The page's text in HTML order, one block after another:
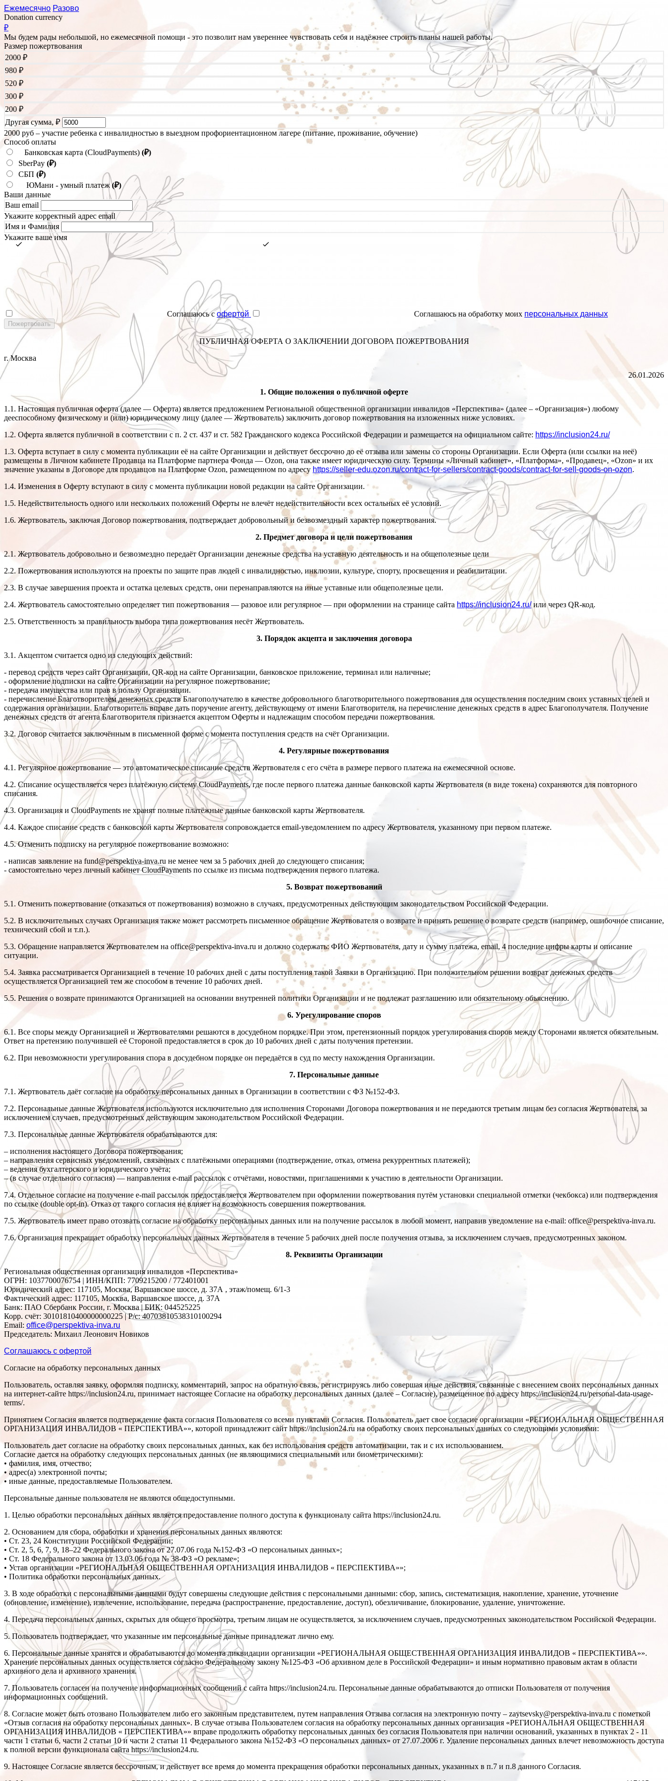
Ежемесячно Разово
Donation currency
₽
Мы будем рады небольшой, но ежемесячной помощи - это позволит нам увереннее чувствовать себя и надёжнее строить планы нашей работы.
Размер пожертвования
2000 ₽
980 ₽
520 ₽
300 ₽
200 ₽
Другая сумма, ₽
2000 руб – участие ребенка с инвалидностью в выездном профориентационном лагере (питание, проживание, обучение)
Способ оплаты
Банковская карта (CloudPayments) (₽)
SberPay (₽)
СБП (₽)
ЮМани - умный платеж(₽)
Ваши данные
Ваш email
Укажите корректный адрес email
Имя и Фамилия
Укажите ваше имя
Соглашаюсь софертой Соглашаюсь на обработку моих персональных данных
ПУБЛИЧНАЯ ОФЕРТА О ЗАКЛЮЧЕНИИ ДОГОВОРА ПОЖЕРТВОВАНИЯ
г. Москва
26.01.2026
1. Общие положения о публичной оферте
1.1. Настоящая публичная оферта (далее — Оферта) является предложением Региональной общественной организации инвалидов «Перспектива» (далее – «Организация») любому
дееспособному физическому и (или) юридическому лицу (далее — Жертвователь) заключить договор пожертвования на изложенных ниже условиях.
1.2. Оферта является публичной в соответствии с п. 2 ст. 437 и ст. 582 Гражданского кодекса Российской Федерации и размещается на официальном сайте: https://inclusion24.ru/
1.3. Оферта вступает в силу с момента публикации её на сайте Организации и действует бессрочно до её отзыва или замены со стороны Организации. Если Оферта (или ссылки на неё)
размещены в Личном кабинете Продавца на Платформе партнера Фонда — Ozon, она также имеет юридическую силу. Термины «Личный кабинет», «Платформа», «Продавец», «Ozon» и их
значение указаны в Договоре для продавцов на Платформе Ozon, размещенном по адресу https://seller-edu.ozon.ru/contract-for-sellers/contract-goods/contract-for-sell-goods-on-ozon.
1.4. Изменения в Оферту вступают в силу с момента публикации новой редакции на сайте Организации.
1.5. Недействительность одного или нескольких положений Оферты не влечёт недействительности всех остальных её условий.
1.6. Жертвователь, заключая Договор пожертвования, подтверждает добровольный и безвозмездный характер пожертвования.
2. Предмет договора и цели пожертвования
2.1. Жертвователь добровольно и безвозмездно передаёт Организации денежные средства на уставную деятельность и на общеполезные цели
2.2. Пожертвования используются на проекты по защите прав людей с инвалидностью, инклюзии, культуре, спорту, просвещения и реабилитации.
2.3. В случае завершения проекта и остатка целевых средств, они перенаправляются на иные уставные или общеполезные цели.
2.4. Жертвователь самостоятельно определяет тип пожертвования — разовое или регулярное — при оформлении на странице сайта https://inclusion24.ru/или через QR-код.
2.5. Ответственность за правильность выбора типа пожертвования несёт Жертвователь.
3. Порядок акцепта и заключения договора
3.1. Акцептом считается одно из следующих действий:
- перевод средств через сайт Организации, QR-код на сайте Организации, банковское приложение, терминал или наличные;
- оформление подписки на сайте Организации на регулярное пожертвование;
- передача имущества или прав в пользу Организации.
- перечисление Благотворителем денежных средств Благополучателю в качестве добровольного благотворительного пожертвования для осуществления последним своих уставных целей и
содержания организации. Благотворитель вправе дать поручение агенту, действующему от имени Благотворителя, на перечисление денежных средств в адрес Благополучателя. Получение
денежных средств от агента Благотворителя признается акцептом Оферты и надлежащим способом передачи пожертвования.
3.2. Договор считается заключённым в письменной форме с момента поступления средств на счёт Организации.
4. Регулярные пожертвования
4.1. Регулярное пожертвование — это автоматическое списание средств Жертвователя с его счёта в размере первого платежа на ежемесячной основе.
4.2. Списание осуществляется через платёжную систему CloudPayments, где после первого платежа данные банковской карты Жертвователя (в виде токена) сохраняются для повторного
списания.
4.3. Организация и CloudPayments не хранят полные платёжные данные банковской карты Жертвователя.
4.4. Каждое списание средств с банковской карты Жертвователя сопровождается email-уведомлением по адресу Жертвователя, указанному при первом платеже.
4.5. Отменить подписку на регулярное пожертвование возможно:
- написав заявление на fund@perspektiva-inva.ru не менее чем за 5 рабочих дней до следующего списания;
- самостоятельно через личный кабинет CloudPayments по ссылке из письма подтверждения первого платежа.
5. Возврат пожертвований
5.1. Отменить пожертвование (отказаться от пожертвования) возможно в случаях, предусмотренных действующим законодательством Российской Федерации.
5.2. В исключительных случаях Организация также может рассмотреть письменное обращение Жертвователя о возврате и принять решение о возврате средств (например, ошибочное списание,
технический сбой и т.п.).
5.3. Обращение направляется Жертвователем на office@perspektiva-inva.ru и должно содержать: ФИО Жертвователя, дату и сумму платежа, email, 4 последние цифры карты и описание
ситуации.
5.4. Заявка рассматривается Организацией в течение 10 рабочих дней с даты поступления такой Заявки в Организацию. При положительном решении возврат денежных средств
осуществляется Организацией тем же способом в течение 10 рабочих дней.
5.5. Решения о возврате принимаются Организацией на основании внутренней политики Организации и не подлежат разглашению или обязательному объяснению.
6. Урегулирование споров
6.1. Все споры между Организацией и Жертвователями решаются в досудебном порядке. При этом, претензионный порядок урегулирования споров между Сторонами является обязательным.
Ответ на претензию получившей её Стороной предоставляется в срок до 10 рабочих дней с даты получения претензии.
6.2. При невозможности урегулирования спора в досудебном порядке он передаётся в суд по месту нахождения Организации.
7. Персональные данные
7.1. Жертвователь даёт согласие на обработку персональных данных в Организации в соответствии с ФЗ №152-ФЗ.
7.2. Персональные данные Жертвователя используются исключительно для исполнения Сторонами Договора пожертвования и не передаются третьим лицам без согласия Жертвователя, за
исключением случаев, предусмотренных действующим законодательством Российской Федерации.
7.3. Персональные данные Жертвователя обрабатываются для:
– исполнения настоящего Договора пожертвования;
– направления сервисных уведомлений, связанных с платёжными операциями (подтверждение, отказ, отмена рекуррентных платежей);
– ведения бухгалтерского и юридического учёта;
– (в случае отдельного согласия) — направления e-mail рассылок с отчётами, новостями, приглашениями к участию в деятельности Организации.
7.4. Отдельное согласие на получение e-mail рассылок предоставляется Жертвователем при оформлении пожертвования путём установки специальной отметки (чекбокса) или подтверждения
по ссылке (double opt-in). Отказ от такого согласия не влияет на возможность совершения пожертвования.
7.5. Жертвователь имеет право отозвать согласие на обработку персональных данных или на получение рассылок в любой момент, направив уведомление на e-mail: office@perspektiva-inva.ru.
7.6. Организация прекращает обработку персональных данных Жертвователя в течение 5 рабочих дней после получения отзыва, за исключением случаев, предусмотренных законом.
8. Реквизиты Организации
Региональная общественная организация инвалидов «Перспектива»
ОГРН: 1037700076754 | ИНН/КПП: 7709215200 / 772401001
Юридический адрес: 117105, Москва, Варшавское шоссе, д. 37А , этаж/помещ. 6/1-3
Фактический адрес: 117105, Москва, Варшавское шоссе, д. 37А
Банк: ПАО Сбербанк России, г. Москва | БИК: 044525225
Корр. счёт: 30101810400000000225 | Р/с: 40703810538310100294
Email: office@perspektiva-inva.ru
Председатель: Михаил Леонович Новиков
Соглашаюсь с офертой
Согласие на обработку персональных данных
Пользователь, оставляя заявку, оформляя подписку, комментарий, запрос на обратную связь, регистрируясь либо совершая иные действия, связанные с внесением своих персональных данных
на интернет-сайте https://inclusion24.ru, принимает настоящее Согласие на обработку персональных данных (далее – Согласие), размещенное по адресу https://inclusion24.ru/personal-data-usage-
terms/.
Принятием Согласия является подтверждение факта согласия Пользователя со всеми пунктами Согласия. Пользователь дает свое согласие организации «РЕГИОНАЛЬНАЯ ОБЩЕСТВЕННАЯ
ОРГАНИЗАЦИЯ ИНВАЛИДОВ « ПЕРСПЕКТИВА»», которой принадлежит сайт https://inclusion24.ru на обработку своих персональных данных со следующими условиями:
Пользователь дает согласие на обработку своих персональных данных, как без использования средств автоматизации, так и с их использованием.
Согласие дается на обработку следующих персональных данных (не являющимися специальными или биометрическими):
• фамилия, имя, отчество;
• адрес(а) электронной почты;
• иные данные, предоставляемые Пользователем.
Персональные данные пользователя не являются общедоступными.
1. Целью обработки персональных данных является предоставление полного доступа к функционалу сайта https://inclusion24.ru.
2. Основанием для сбора, обработки и хранения персональных данных являются:
• Ст. 23, 24 Конституции Российской Федерации;
• Ст. 2, 5, 6, 7, 9, 18–22 Федерального закона от 27.07.06 года №152-ФЗ «О персональных данных»;
• Ст. 18 Федерального закона от 13.03.06 года № 38-ФЗ «О рекламе»;
• Устав организации «РЕГИОНАЛЬНАЯ ОБЩЕСТВЕННАЯ ОРГАНИЗАЦИЯ ИНВАЛИДОВ « ПЕРСПЕКТИВА»»;
• Политика обработки персональных данных.
3. В ходе обработки с персональными данными будут совершены следующие действия с персональными данными: сбор, запись, систематизация, накопление, хранение, уточнение
(обновление, изменение), извлечение, использование, передача (распространение, предоставление, доступ), обезличивание, блокирование, удаление, уничтожение.
4. Передача персональных данных, скрытых для общего просмотра, третьим лицам не осуществляется, за исключением случаев, предусмотренных законодательством Российской Федерации.
5. Пользователь подтверждает, что указанные им персональные данные принадлежат лично ему.
6. Персональные данные хранятся и обрабатываются до момента ликвидации организации «РЕГИОНАЛЬНАЯ ОБЩЕСТВЕННАЯ ОРГАНИЗАЦИЯ ИНВАЛИДОВ « ПЕРСПЕКТИВА»».
Хранение персональных данных осуществляется согласно Федеральному закону №125-ФЗ «Об архивном деле в Российской Федерации» и иным нормативно правовым актам в области
архивного дела и архивного хранения.
7. Пользователь согласен на получение информационных сообщений с сайта https://inclusion24.ru. Персональные данные обрабатываются до отписки Пользователя от получения
информационных сообщений.
8. Согласие может быть отозвано Пользователем либо его законным представителем, путем направления Отзыва согласия на электронную почту – zaytsevsky@perspektiva-inva.ru с пометкой
«Отзыв согласия на обработку персональных данных». В случае отзыва Пользователем согласия на обработку персональных данных организация «РЕГИОНАЛЬНАЯ ОБЩЕСТВЕННАЯ
ОРГАНИЗАЦИЯ ИНВАЛИДОВ « ПЕРСПЕКТИВА»» вправе продолжить обработку персональных данных без согласия Пользователя при наличии оснований, указанных в пунктах 2 - 11
части 1 статьи 6, части 2 статьи 10 и части 2 статьи 11 Федерального закона №152-ФЗ «О персональных данных» от 27.07.2006 г. Удаление персональных данных влечет невозможность доступа
к полной версии функционала сайта https://inclusion24.ru.
9. Настоящее Согласие является бессрочным, и действует все время до момента прекращения обработки персональных данных, указанных в п.7 и п.8 данного Согласия.